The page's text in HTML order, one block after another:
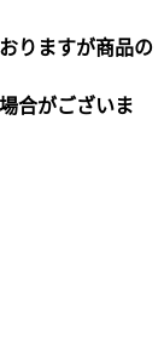
りますが商品の
合がございま